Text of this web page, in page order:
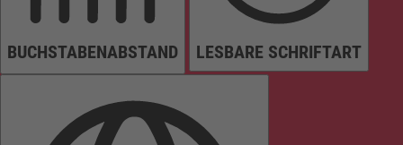
BUCHSTABENABSTAND LESBARE SCHRIFTART